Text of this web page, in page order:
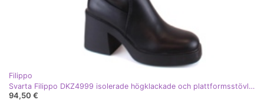
Filippo
Svarta Filippo DKZ4999 isolerade högklackade och plattformsstövlar för kvinnor
94,50 €